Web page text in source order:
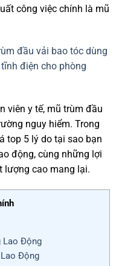
công việc chính là mũ
đầu vải bao tóc dùng
điện cho phòng
viên y tế, mũ trùm đầu
nguy hiểm. Trong
top 5 lý do tại sao bạn
động, cùng những lợi
lượng cao mang lại.
Lao Động
Động